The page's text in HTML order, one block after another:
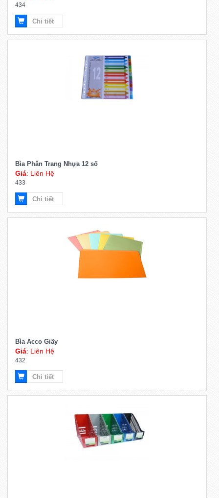
434
Chi tiết
Bìa Phân Trang Nhựa 12 số
Giá: Liên Hệ
433
Chi tiết
Bìa Acco Giấy
Giá: Liên Hệ
432
Chi tiết